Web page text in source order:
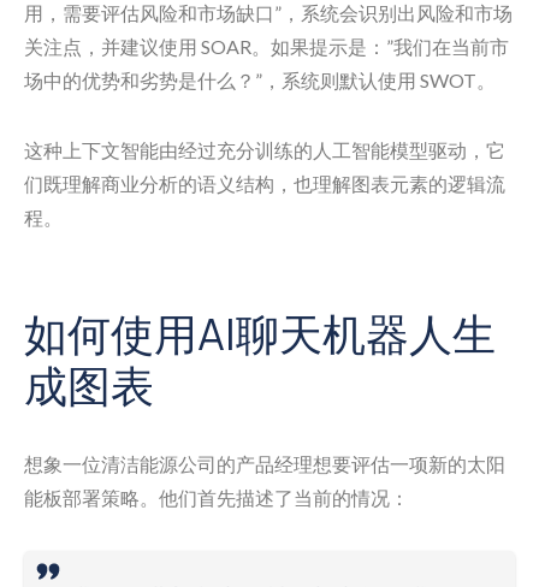
用，需要评估风险和市场缺口”，系统会识别出风险和市场
关注点，并建议使用 SOAR。如果提示是：”我们在当前市
场中的优势和劣势是什么？”，系统则默认使用 SWOT。
这种上下文智能由经过充分训练的人工智能模型驱动，它
们既理解商业分析的语义结构，也理解图表元素的逻辑流
程。
如何使用AI聊天机器人生
成图表
想象一位清洁能源公司的产品经理想要评估一项新的太阳
能板部署策略。他们首先描述了当前的情况：